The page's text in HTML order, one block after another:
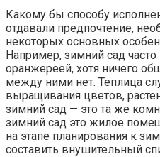
Какому бы способу
отдавали предпочтение,
некоторых основных
Например, зимний сад
оранжереей, хотя ничего
между ними нет. Теплица
выращивания цветов,
зимний сад — это та же
зимний сад это жилое
на этапе планирования к
составить внушительный